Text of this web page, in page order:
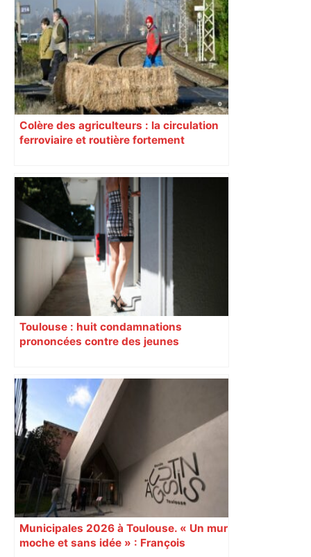
Colère des agriculteurs : la circulation
ferroviaire et routière fortement
Toulouse : huit condamnations
prononcées contre des jeunes
Municipales 2026 à Toulouse. « Un mur
moche et sans idée » : François